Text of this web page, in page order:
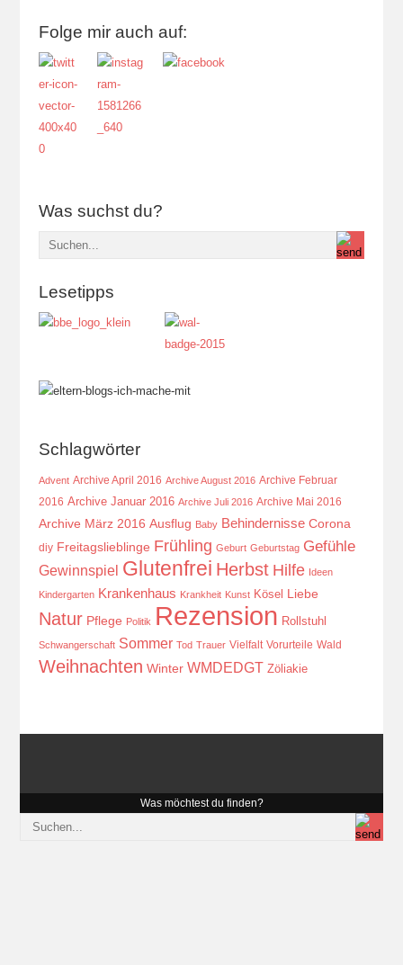
Folge mir auch auf:
Was suchst du?
Lesetipps
Schlagwörter
Advent Archive April 2016 Archive August 2016 Archive Februar
2016 Archive Januar 2016 Archive Juli 2016 Archive Mai 2016
Archive März 2016 Ausflug Baby Behindernisse Corona
diy Freitagslieblinge Frühling Geburt Geburtstag Gefühle
Gewinnspiel Glutenfrei Herbst Hilfe Ideen
Kindergarten Krankenhaus Krankheit Kunst Kösel Liebe
Natur Pflege Politik Rezension Rollstuhl
Schwangerschaft Sommer Tod Trauer Vielfalt Vorurteile Wald
Weihnachten Winter WMDEDGT Zöliakie
Was möchtest du finden?